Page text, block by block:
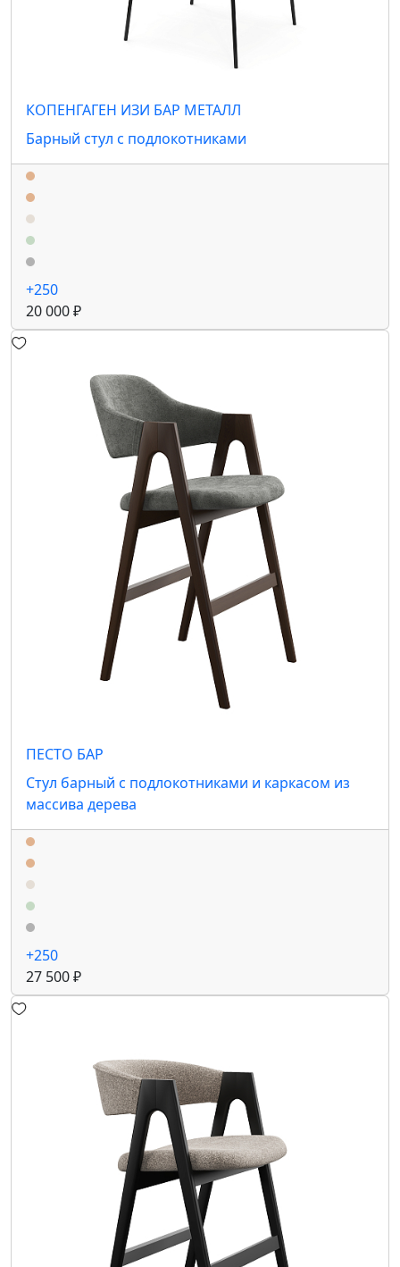
КОПЕНГАГЕН ИЗИ БАР МЕТАЛЛ
Барный стул с подлокотниками
+250
20 000 ₽
ПЕСТО БАР
Стул барный с подлокотниками и каркасом из
массива дерева
+250
27 500 ₽